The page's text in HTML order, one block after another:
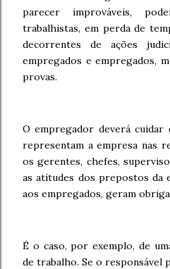
parecer improváveis,
trabalhistas, em perda de
decorrentes de ações
empregados e empregados,
provas.
O empregador deverá cuidar
representam a empresa nas
os gerentes, chefes,
as atitudes dos prepostos da
aos empregados, geram
É o caso, por exemplo, de
de trabalho. Se o responsável